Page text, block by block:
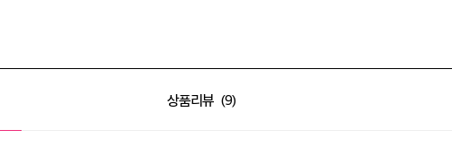
상품리뷰 9